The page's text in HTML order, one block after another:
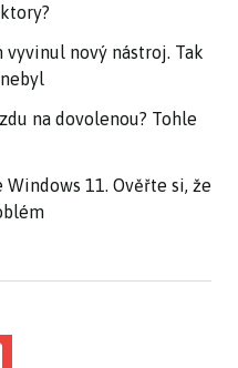
vyvinul nový nástroj. Tak
na dovolenou? Tohle
11. Ověřte si, že